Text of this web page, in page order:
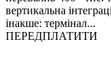
вертикальна
інакше: термінал...
ПЕРЕДПЛАТИТИ